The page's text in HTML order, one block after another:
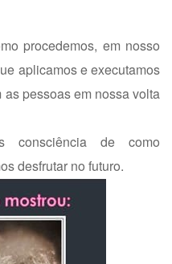
procedemos, em nosso
aplicamos e executamos
pessoas em nossa volta
consciência de como
desfrutar no futuro.